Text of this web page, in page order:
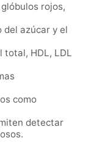
rojos,
del azúcar y el
total, HDL, LDL
como
detectar